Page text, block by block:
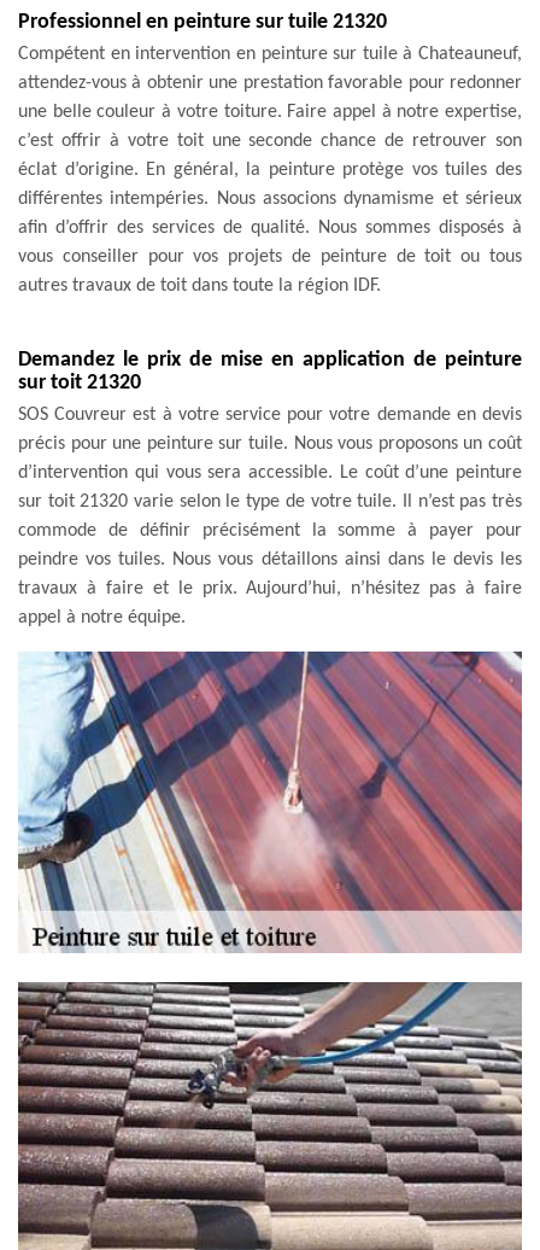
Professionnel en peinture sur tuile 21320
Compétent en intervention en peinture sur tuile à Chateauneuf,
attendez-vous à obtenir une prestation favorable pour redonner
une belle couleur à votre toiture. Faire appel à notre expertise,
c’est offrir à votre toit une seconde chance de retrouver son
éclat d’origine. En général, la peinture protège vos tuiles des
différentes intempéries. Nous associons dynamisme et sérieux
afin d’offrir des services de qualité. Nous sommes disposés à
vous conseiller pour vos projets de peinture de toit ou tous
autres travaux de toit dans toute la région IDF.
Demandez le prix de mise en application de peinture
sur toit 21320
SOS Couvreur est à votre service pour votre demande en devis
précis pour une peinture sur tuile. Nous vous proposons un coût
d’intervention qui vous sera accessible. Le coût d’une peinture
sur toit 21320 varie selon le type de votre tuile. Il n’est pas très
commode de définir précisément la somme à payer pour
peindre vos tuiles. Nous vous détaillons ainsi dans le devis les
travaux à faire et le prix. Aujourd’hui, n’hésitez pas à faire
appel à notre équipe.